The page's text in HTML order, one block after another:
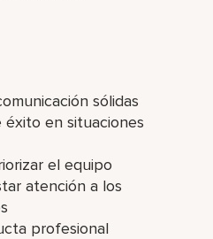
sólidas
en situaciones
el equipo
atención a los
profesional